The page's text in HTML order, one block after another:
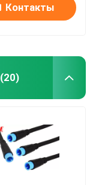
Контакты
(20)